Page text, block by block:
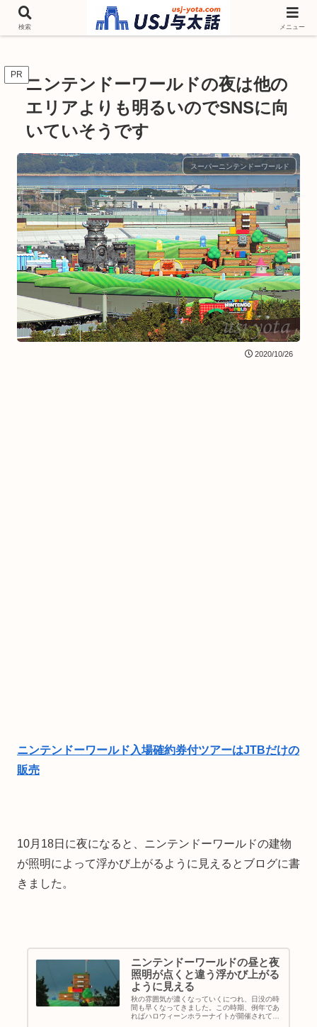
チケットやシーズンイベント ニンテンドーワールド アトラクションなどユニ
バを歩いて情報収集しています
PR ニンテンドーワールドの夜は他の
エリアよりも明るいのでSNSに向
いていそうです
スーパーニンテンドーワールド
2020/10/26
ニンテンドーワールド入場確約券付ツアーはJTBだけの
販売
10月18日に夜になると、ニンテンドーワールドの建物
が照明によって浮かび上がるように見えるとブログに書
きました。
ニンテンドーワールドの昼と夜
照明が点くと違う浮かび上がる
ように見える
秋の雰囲気が濃くなっていくにつれ、日没の時
間も早くなってきました。この時期、例年であ
ればハロウィーンホラーナイトが開催されてい
検索 メニュー